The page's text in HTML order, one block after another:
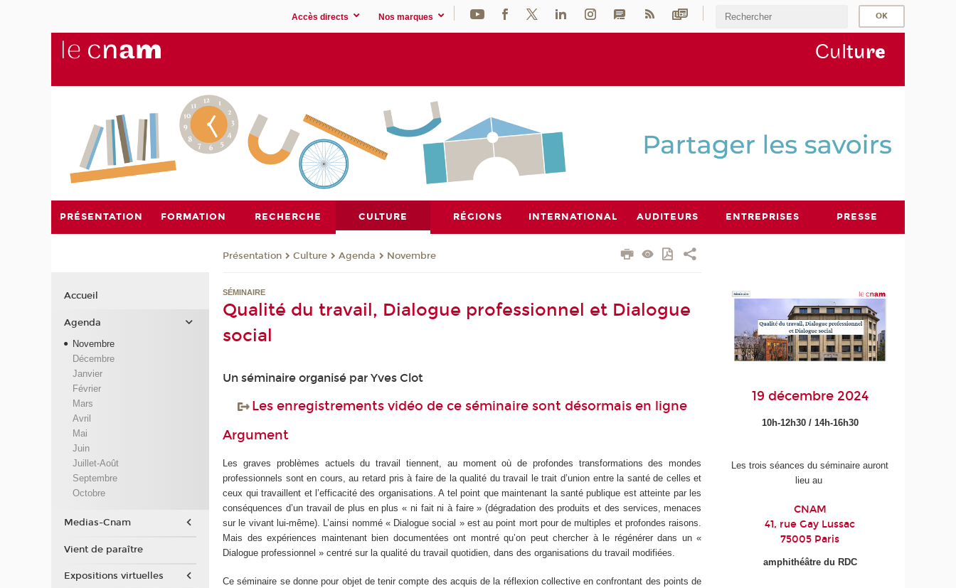
Accès directs Nos marques
Culture
PRÉSENTATION FORMATION RECHERCHE CULTURE RÉGIONS INTERNATIONAL AUDITEURS ENTREPRISES PRESSE
Présentation Culture Agenda Novembre
SÉMINAIRE
Qualité du travail, Dialogue professionnel et Dialogue
social
Un séminaire organisé par Yves Clot
Les enregistrements vidéo de ce séminaire sont désormais en ligne
Argument
Les graves problèmes actuels du travail tiennent, au moment où de profondes transformations des mondes
professionnels sont en cours, au retard pris à faire de la qualité du travail le trait d’union entre la santé de celles et
ceux qui travaillent et l’efficacité des organisations. A tel point que maintenant la santé publique est atteinte par les
conséquences d’un travail de plus en plus « ni fait ni à faire » (dégradation des produits et des services, menaces
sur le vivant lui-même). L’ainsi nommé « Dialogue social » est au point mort pour de multiples et profondes raisons.
Mais des expériences maintenant bien documentées ont montré qu’on peut chercher à le régénérer dans un «
Dialogue professionnel » centré sur la qualité du travail quotidien, dans des organisations du travail modifiées.
Ce séminaire se donne pour objet de tenir compte des acquis de la réflexion collective en confrontant des points de
19 décembre 2024
10h-12h30 / 14h-16h30
Les trois séances du séminaire auront
lieu au
CNAM
41, rue Gay Lussac
75005 Paris
amphithéâtre du RDC
Accueil
Agenda
Novembre
Décembre
Janvier
Février
Mars
Avril
Mai
Juin
Juillet-Août
Septembre
Octobre
Medias-Cnam
Vient de paraître
Expositions virtuelles